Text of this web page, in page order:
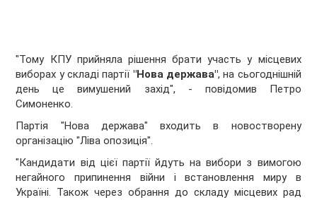
"Тому КПУ прийняла рішення брати участь у місцевих
виборах у складі партії "Нова держава", на сьогоднішній
день це вимушений захід", - повідомив Петро
Симоненко.
Партія "Нова держава" входить в новостворену
організацію "Ліва опозиція".
"Кандидати від цієї партії йдуть на вибори з вимогою
негайного припинення війни і встановлення миру в
Україні. Також через обрання до складу місцевих рад